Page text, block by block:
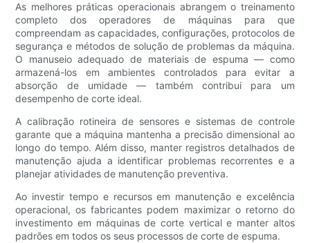
As melhores práticas operacionais abrangem o treinamento
completo dos operadores de máquinas para que
compreendam as capacidades, configurações, protocolos de
segurança e métodos de solução de problemas da máquina.
O manuseio adequado de materiais de espuma — como
armazená-los em ambientes controlados para evitar a
absorção de umidade — também contribui para um
desempenho de corte ideal.
A calibração rotineira de sensores e sistemas de controle
garante que a máquina mantenha a precisão dimensional ao
longo do tempo. Além disso, manter registros detalhados de
manutenção ajuda a identificar problemas recorrentes e a
planejar atividades de manutenção preventiva.
Ao investir tempo e recursos em manutenção e excelência
operacional, os fabricantes podem maximizar o retorno do
investimento em máquinas de corte vertical e manter altos
padrões em todos os seus processos de corte de espuma.